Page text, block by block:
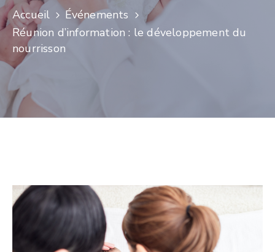
Accueil
Événements
Réunion d’information : le développement du
nourrisson